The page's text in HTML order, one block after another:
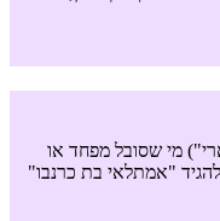
מי שסובל מפחד או
"אמתלאי בת כרנבו"